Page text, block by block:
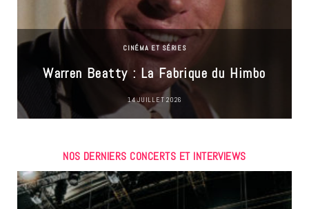
CINÉMA ET SÉRIES
Warren Beatty : La Fabrique du Himbo
14 JUILLET 2026
NOS DERNIERS CONCERTS ET INTERVIEWS